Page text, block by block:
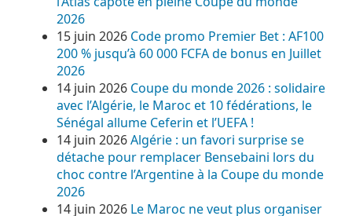
2026
15 juin 2026 Code promo Premier Bet : AF100
200 % jusqu’à 60 000 FCFA de bonus en Juillet
2026
14 juin 2026 Coupe du monde 2026 : solidaire
avec l’Algérie, le Maroc et 10 fédérations, le
Sénégal allume Ceferin et l’UEFA !
14 juin 2026Algérie : un favori surprise se
détache pour remplacer Bensebaini lors du
choc contre l’Argentine à la Coupe du monde
2026
14 juin 2026 Le Maroc ne veut plus organiser